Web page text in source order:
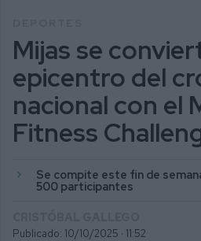
Mijas se
epicentro del
nacional con el
Fitness
Se compite este fin de
500 participantes
Publicado: 10/10/2025 · 11:52